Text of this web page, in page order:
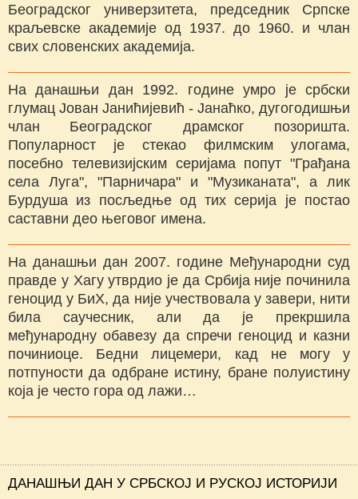
Београдског универзитета, председник Српске
краљевске академије од 1937. до 1960. и члан
свих словенских академија.
На данашњи дан 1992. године умро је србски
глумац Јован Јанићијевић - Јанаћко, дугогодишњи
члан Београдског драмског позоришта.
Популарност је стекао филмским улогама,
посебно телевизијским серијама попут "Грађана
села Луга", "Парничара" и "Музиканата", а лик
Бурдуша из посљедње од тих серија је постао
саставни део његовог имена.
На данашњи дан 2007. године Међународни суд
правде у Хагу утврдио је да Србија није починила
геноцид у БиХ, да није учествовала у завери, нити
била саучесник, али да је прекршила
међународну обавезу да спречи геноцид и казни
починиоце. Бедни лицемери, кад не могу у
потпуности да одбране истину, бране полуистину
која је често гора од лажи…
ДАНАШЊИ ДАН У СРБСКОЈ И РУСКОЈ ИСТОРИЈИ